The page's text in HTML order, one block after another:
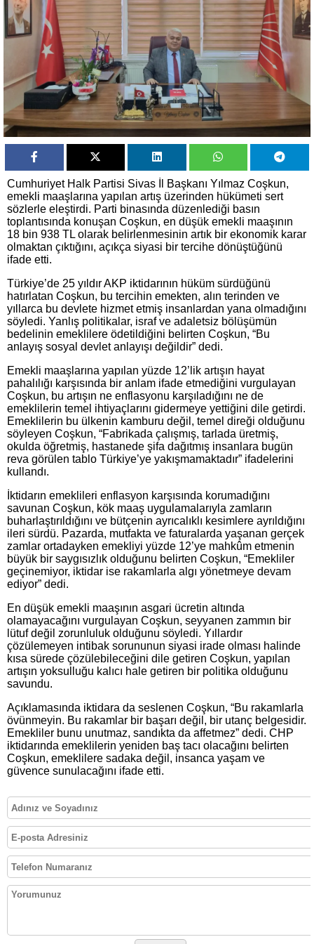
Cumhuriyet Halk Partisi Sivas İl Başkanı Yılmaz Coşkun,
emekli maaşlarına yapılan artış üzerinden hükümeti sert
sözlerle eleştirdi. Parti binasında düzenlediği basın
toplantısında konuşan Coşkun, en düşük emekli maaşının
18 bin 938 TL olarak belirlenmesinin artık bir ekonomik karar
olmaktan çıktığını, açıkça siyasi bir tercihe dönüştüğünü
ifade etti.
Türkiye’de 25 yıldır AKP iktidarının hüküm sürdüğünü
hatırlatan Coşkun, bu tercihin emekten, alın terinden ve
yıllarca bu devlete hizmet etmiş insanlardan yana olmadığını
söyledi. Yanlış politikalar, israf ve adaletsiz bölüşümün
bedelinin emeklilere ödetildiğini belirten Coşkun, “Bu
anlayış sosyal devlet anlayışı değildir” dedi.
Emekli maaşlarına yapılan yüzde 12’lik artışın hayat
pahalılığı karşısında bir anlam ifade etmediğini vurgulayan
Coşkun, bu artışın ne enflasyonu karşıladığını ne de
emeklilerin temel ihtiyaçlarını gidermeye yettiğini dile getirdi.
Emeklilerin bu ülkenin kamburu değil, temel direği olduğunu
söyleyen Coşkun, “Fabrikada çalışmış, tarlada üretmiş,
okulda öğretmiş, hastanede şifa dağıtmış insanlara bugün
reva görülen tablo Türkiye’ye yakışmamaktadır” ifadelerini
kullandı.
İktidarın emeklileri enflasyon karşısında korumadığını
savunan Coşkun, kök maaş uygulamalarıyla zamların
buharlaştırıldığını ve bütçenin ayrıcalıklı kesimlere ayrıldığını
ileri sürdü. Pazarda, mutfakta ve faturalarda yaşanan gerçek
zamlar ortadayken emekliyi yüzde 12’ye mahkûm etmenin
büyük bir saygısızlık olduğunu belirten Coşkun, “Emekliler
geçinemiyor, iktidar ise rakamlarla algı yönetmeye devam
ediyor” dedi.
En düşük emekli maaşının asgari ücretin altında
olamayacağını vurgulayan Coşkun, seyyanen zammın bir
lütuf değil zorunluluk olduğunu söyledi. Yıllardır
çözülemeyen intibak sorununun siyasi irade olması halinde
kısa sürede çözülebileceğini dile getiren Coşkun, yapılan
artışın yoksulluğu kalıcı hale getiren bir politika olduğunu
savundu.
Açıklamasında iktidara da seslenen Coşkun, “Bu rakamlarla
övünmeyin. Bu rakamlar bir başarı değil, bir utanç belgesidir.
Emekliler bunu unutmaz, sandıkta da affetmez” dedi. CHP
iktidarında emeklilerin yeniden baş tacı olacağını belirten
Coşkun, emeklilere sadaka değil, insanca yaşam ve
güvence sunulacağını ifade etti.